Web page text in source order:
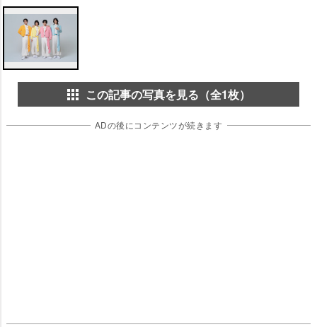
この記事の写真を見る（全1枚）
ADの後にコンテンツが続きます